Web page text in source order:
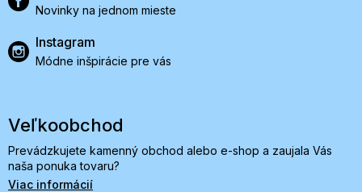
Novinky na jednom mieste
Instagram
Módne inšpirácie pre vás
Veľkoobchod
Prevádzkujete kamenný obchod alebo e-shop a zaujala Vás
naša ponuka tovaru?
Viac informácií